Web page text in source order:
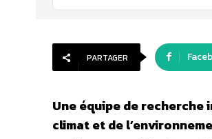
PARTAGER
Une équipe de
climat et de